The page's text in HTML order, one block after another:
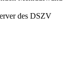
des DSZV